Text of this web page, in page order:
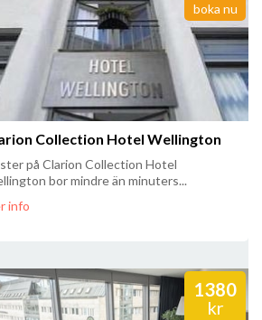
boka nu
Collection Hotel Wellington
på Clarion Collection Hotel
bor mindre än minuters...
info
1380
kr